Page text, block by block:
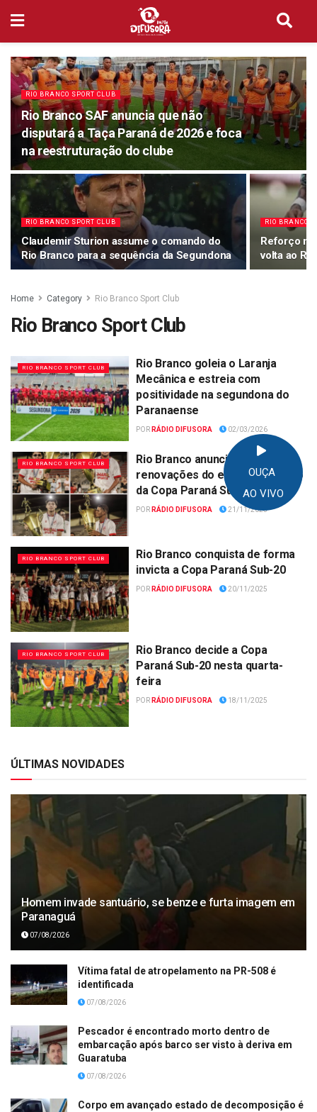
OUÇA
AO VIVO
RIO BRANCO SPORT CLUB
Rio Branco SAF anuncia que não
disputará a Taça Paraná de 2026 e foca
na reestruturação do clube
RIO BRANCO SPORT CLUB
Claudemir Sturion assume o comando do
Rio Branco para a sequência da Segundona
RIO BRANCO
Reforço
volta ao
Home Category Rio Branco Sport Club
Rio Branco Sport Club
RIO BRANCO SPORT CLUB
Rio Branco goleia o Laranja
Mecânica e estreia com
positividade na segundona do
Paranaense
POR RÁDIO DIFUSORA 02/03/2026
RIO BRANCO SPORT CLUB
Rio Branco anuncia primeiras
renovações do elenco campeão
da Copa Paraná Sub-20
POR RÁDIO DIFUSORA 21/11/2025
RIO BRANCO SPORT CLUB
Rio Branco conquista de forma
invicta a Copa Paraná Sub-20
POR RÁDIO DIFUSORA 20/11/2025
RIO BRANCO SPORT CLUB
Rio Branco decide a Copa
Paraná Sub-20 nesta quarta-
feira
POR RÁDIO DIFUSORA 18/11/2025
ÚLTIMAS NOVIDADES
Homem invade santuário, se benze e furta imagem em
Paranaguá
07/08/2026
Vítima fatal de atropelamento na PR-508 é
identificada
07/08/2026
Pescador é encontrado morto dentro de
embarcação após barco ser visto à deriva em
Guaratuba
07/08/2026
Corpo em avançado estado de decomposição é